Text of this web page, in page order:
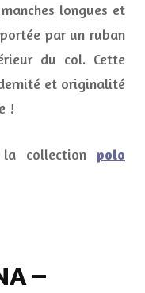
longues et
par un ruban
du col. Cette
et originalité
!
collection polo
–